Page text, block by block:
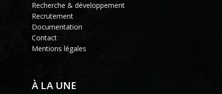
Recherche & développement
Recrutement
Documentation
Contact
Mentions légales
À LA UNE